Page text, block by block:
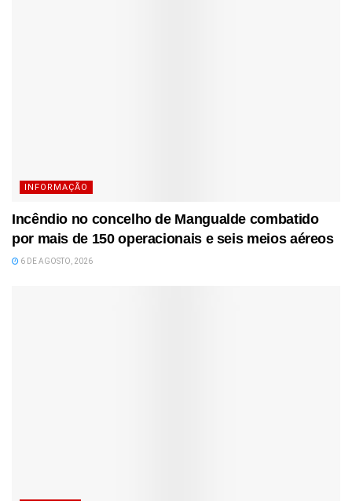
INFORMAÇÃO
Incêndio no concelho de Mangualde combatido
por mais de 150 operacionais e seis meios aéreos
6 DE AGOSTO, 2026